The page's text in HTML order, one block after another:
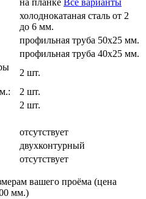
на планке Все варианты
холоднокатаная сталь от 2
до 6 мм.
профильная труба 50х25 мм.
профильная труба 40х25 мм.
2 шт.
2 шт.
2 шт.
отсутствует
двухконтурный
отсутствует
вашего проёма (цена
мм.)